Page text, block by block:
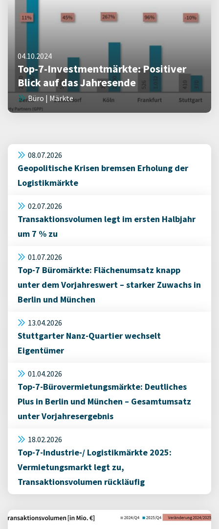
04.10.2024
Top-7-Investmentmärkte: Positiver
Blick auf das Jahresende
Büro | Märkte
08.07.2026
Geopolitische Krisen bremsen Erholung der
Logistikmärkte
02.07.2026
Transaktionsvolumen legt im ersten Halbjahr
um 7 % zu
01.07.2026
Top-7 Büromärkte: Flächenumsatz knapp
unter dem Vorjahreswert – starker Zuwachs in
Berlin und München
13.04.2026
Stuttgarter Nanz-Quartier wechselt
Eigentümer
01.04.2026
Top-7-Bürovermietungsmärkte: Deutliches
Plus in Berlin und München – Gesamtumsatz
unter Vorjahresergebnis
18.02.2026
Top-7-Industrie-/ Logistikmärkte 2025:
Vermietungsmarkt legt zu,
Transaktionsvolumen rückläufig